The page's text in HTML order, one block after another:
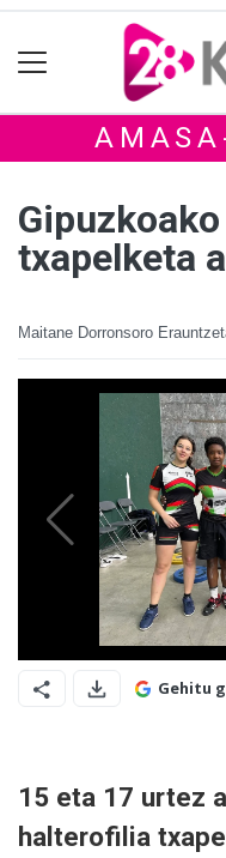
txapelketa
Maitane Dorronsoro
Gehitu
15 eta 17 urtez
halterofilia